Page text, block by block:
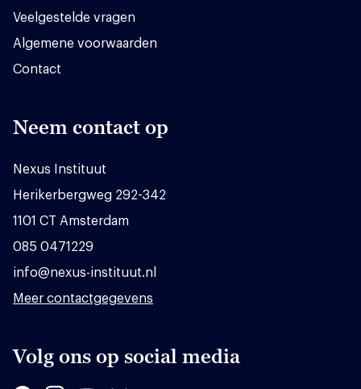
Veelgestelde vragen
Algemene voorwaarden
Contact
Neem contact op
Nexus Instituut
Herikerbergweg 292-342
1101 CT Amsterdam
085 0471229
info@nexus-instituut.nl
Meer contactgegevens
Volg ons op social media